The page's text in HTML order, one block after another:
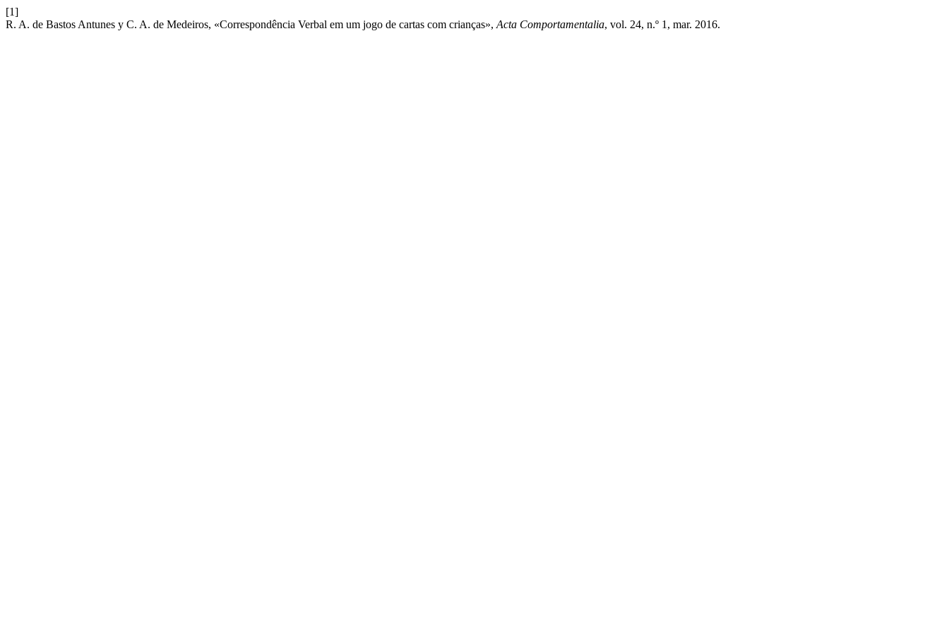
[1]
R. A. de Bastos Antunes y C. A. de Medeiros, «Correspondência Verbal em um jogo de cartas com crianças», Acta Comportamentalia, vol. 24, n.º 1, mar. 2016.